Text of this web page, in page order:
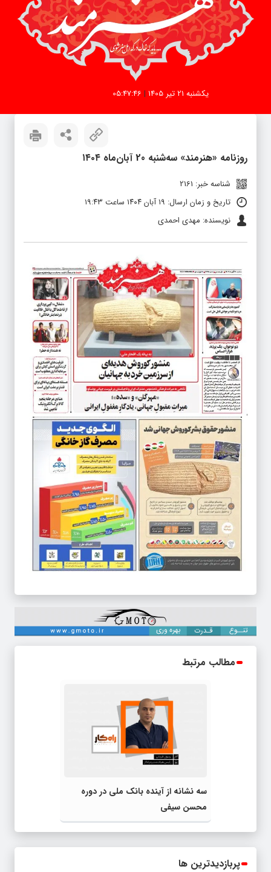
یکشنبه 21 تیر 1405 |
05:47:46
روزنامه «هنرمند» سه‌شنبه 20 آبان‌ماه ۱۴۰۴
شناسه خبر: 2161
تاریخ و زمان ارسال: ۱۹ آبان ۱۴۰۴ ساعت ۱۹:۴۳
نویسنده: مهدی احمدی
مطالب مرتبط
سه نشانه از آینده بانک ملی در دوره
محسن سیفی
پربازدیدترین ها